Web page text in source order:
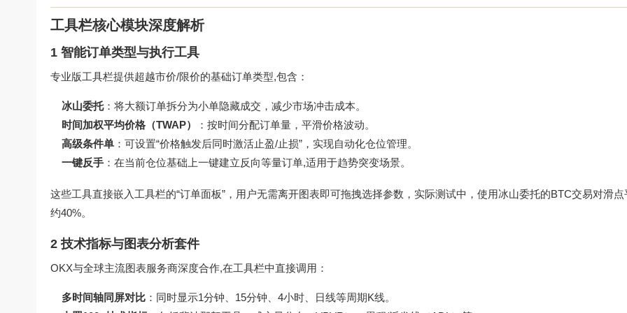
工具栏核心模块深度解析
1 智能订单类型与执行工具
专业版工具栏提供超越市价/限价的基础订单类型,包含：
冰山委托：将大额订单拆分为小单隐藏成交，减少市场冲击成本。
时间加权平均价格（TWAP）
：按时间分配订单量，平滑价格波动。
高级条件单 ：可设置“价格触发后同时激活止盈/止损”，实现自动化仓位管理。
一键反手 ：在当前仓位基础上一键建立反向等量订单,适用于趋势突变场景。
这些工具直接嵌入工具栏的“订单面板”，用户无需离开图表即可拖拽选择参数，实际测试中，使用冰山委托的BTC交易对滑
约40%。
2 技术指标与图表分析套件
OKX与全球主流图表服务商深度合作,在工具栏中直接调用：
多时间轴同屏对比 ：同时显示1分钟、15分钟、4小时、日线等周期K线。